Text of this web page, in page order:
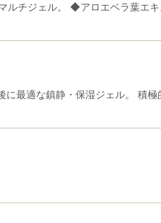
チジェル。 ◆アロエベラ葉エキ
最適な鎮静・保湿ジェル。 積